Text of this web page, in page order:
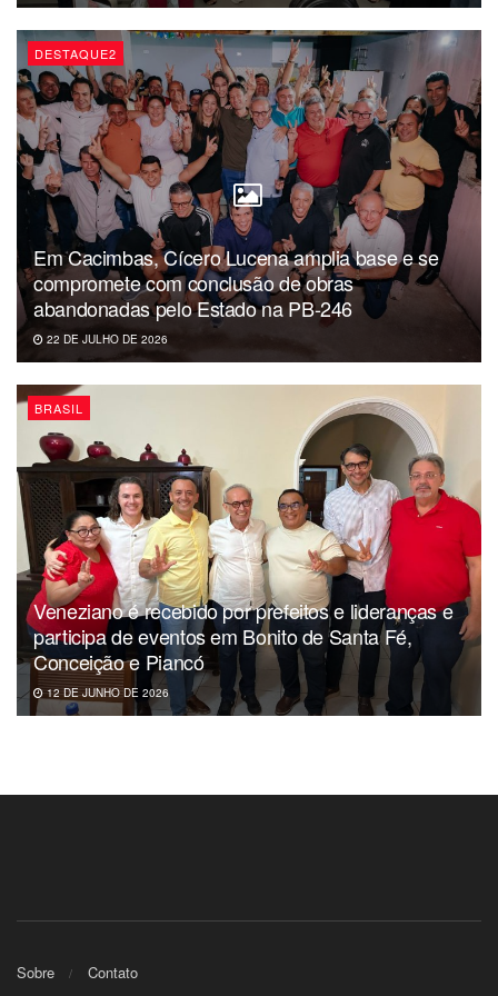
num texto que possa ser aprovado e que tenha a
efetividade de promover o sistema tributário que possa ser
simples, transparente e justo” declarou e complementou:
“O desafio está lançado e pretendo entregar ao Brasil a
melhor e mais democrática proposta para simplificar e
modernizar nosso sistema atual”, concluiu.
DESTAQUE2
Em Cacimbas, Cícero Lucena amplia base e se
compromete com conclusão de obras
abandonadas pelo Estado na PB-246
22 DE JULHO DE 2026
BRASIL
Veneziano é recebido por prefeitos e lideranças e
participa de eventos em Bonito de Santa Fé,
Conceição e Piancó
12 DE JUNHO DE 2026
Sobre Contato